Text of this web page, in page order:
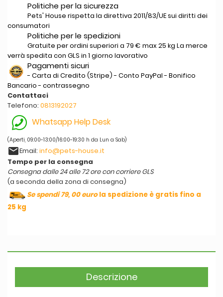
Politiche per la sicurezza
Pets' House rispetta la direttiva 2011/83/UE sui diritti dei
consumatori
Politiche per le spedizioni
Gratuite per ordini superiori a 79 € max 25 kg La merce
verrà spedita con GLS in 1 giorno lavorativo
Pagamenti sicuri
- Carta di Credito (Stripe) - Conto PayPal - Bonifico
Bancario - contrassegno
Contattaci
Telefono: 0813192027
Whatsapp Help Desk
(Aperti, 09:00-13:00/16:00-19:30 h da Lun a Sab)
emailEmail: info@pets-house.it
Tempo per la consegna
Consegna dalle 24 alle 72 ore con corriere GLS
(a seconda della zona di consegna)
Se spendi 79, 00 eurola spedizione è gratis fino a
25 kg
Descrizione